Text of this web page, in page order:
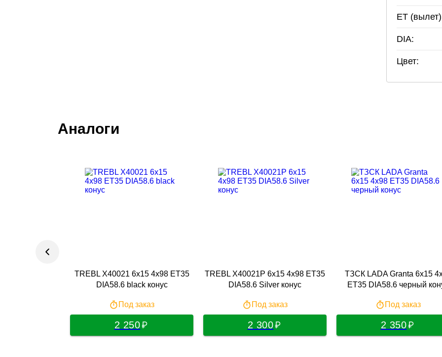
ET
DIA:
Цвет:
Аналоги
TREBL X40021 6x15 4x98 ET35
DIA58.6 black конус
Под заказ
2 250
TREBL X40021P 6x15 4x98 ET35
DIA58.6 Silver конус
Под заказ
2 300
ТЗСК LADA Granta 6x15
ET35 DIA58.6 черный
Под заказ
2 350